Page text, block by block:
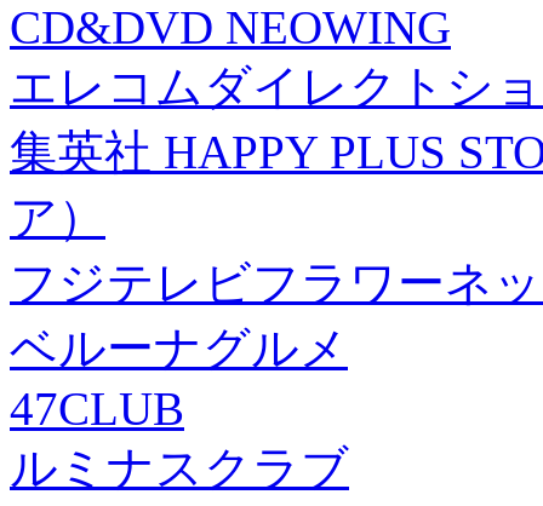
CD&DVD NEOWING
エレコムダイレクトシ
集英社 HAPPY PLUS
ア）
フジテレビフラワーネ
ベルーナグルメ
47CLUB
ルミナスクラブ